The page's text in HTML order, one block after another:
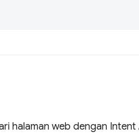
halaman web dengan